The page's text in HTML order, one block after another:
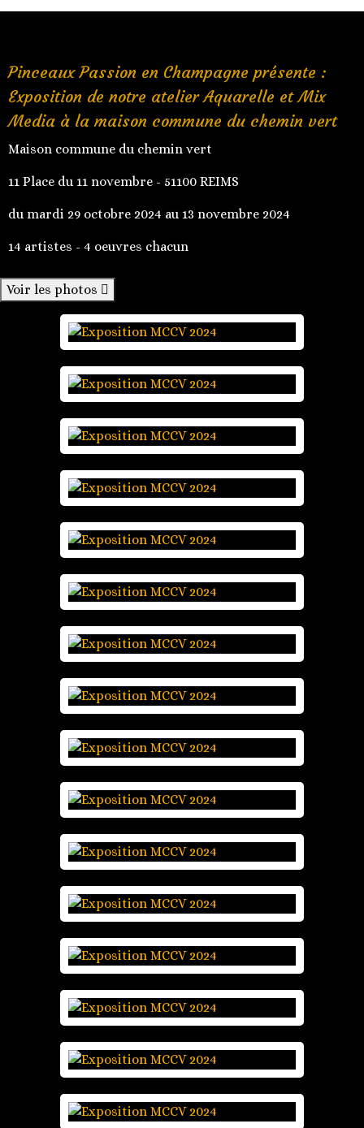
Pinceaux Passion en Champagne présente :
Exposition de notre atelier Aquarelle et Mix
Media à la maison commune du chemin vert
Maison commune du chemin vert
11 Place du 11 novembre - 51100 REIMS
du mardi 29 octobre 2024 au 13 novembre 2024
14 artistes - 4 oeuvres chacun
Voir les photos